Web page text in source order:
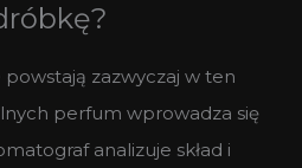
zazwyczaj w ten
perfum wprowadza się
analizuje skład i